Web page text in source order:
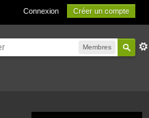
Connexion Créer un compte
Membres